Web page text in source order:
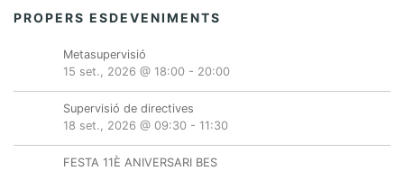
PROPERS ESDEVENIMENTS
Metasupervisió
15 set., 2026 @ 18:00 - 20:00
Supervisió de directives
18 set., 2026 @ 09:30 - 11:30
FESTA 11È ANIVERSARI BES